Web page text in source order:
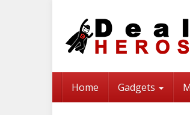
Home Gadgets